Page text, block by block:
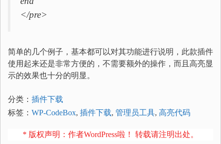
</pre>
简单的几个例子，基本都可以对其功能进行说明，此款插件
使用起来还是非常方便的，不需要额外的操作，而且高亮显
示的效果也十分的明显。
分类： 插件下载
标签： WP-CodeBox, 插件下载, 管理员工具, 高亮代码
* 版权声明：作者WordPress啦！ 转载请注明出处。